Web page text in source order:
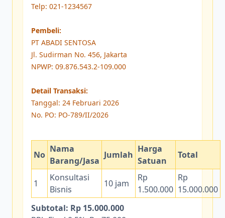
Telp: 021-1234567
Pembeli:
PT ABADI SENTOSA
Jl. Sudirman No. 456, Jakarta
NPWP: 09.876.543.2-109.000
Detail Transaksi:
Tanggal: 24 Februari 2026
No. PO: PO-789/II/2026
No
Nama
Barang/Jasa
Jumlah
Harga
Satuan
Total
1
Konsultasi
Bisnis
10 jam
Rp
1.500.000
Rp
15.000.000
Subtotal: Rp 15.000.000